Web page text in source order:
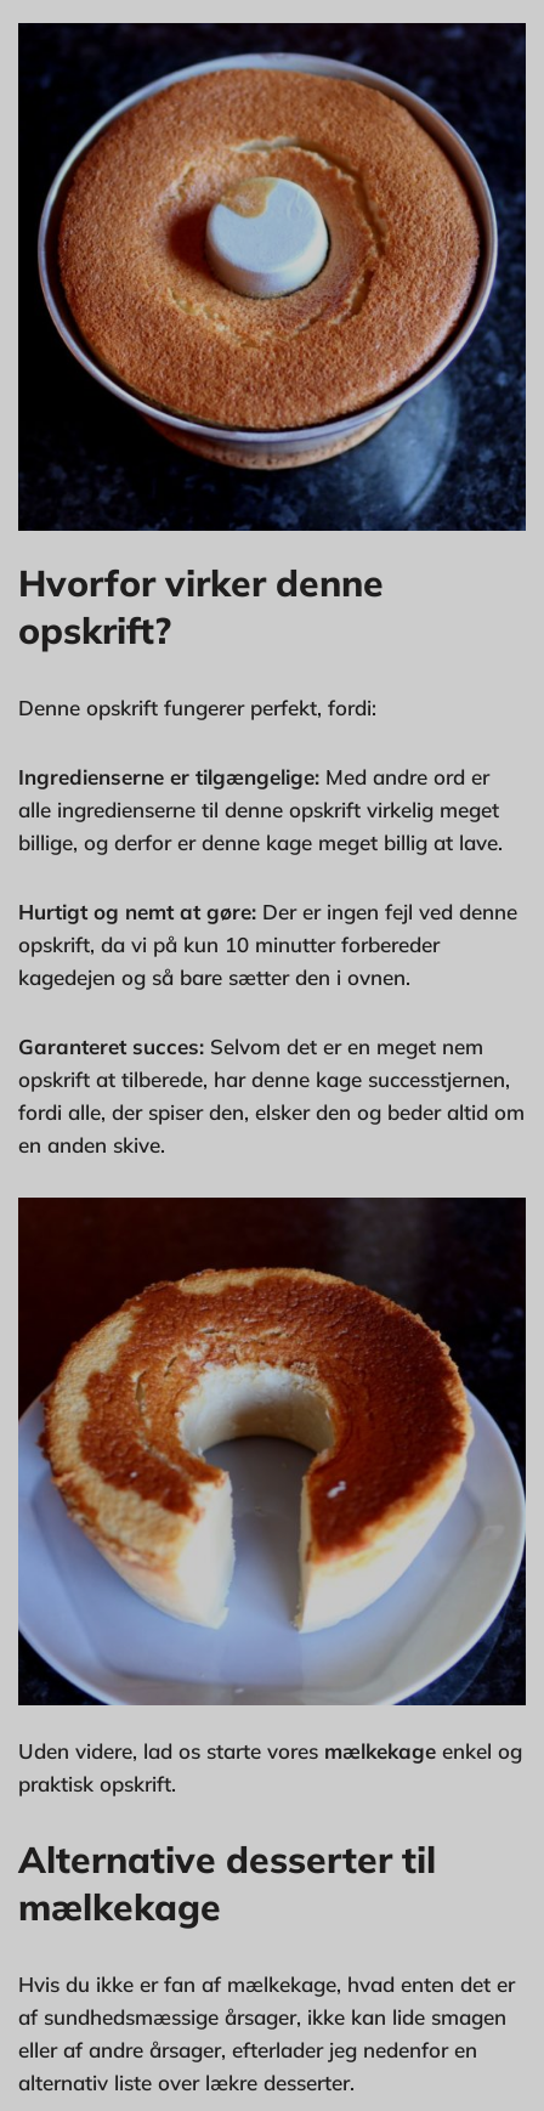
Hvorfor virker denne
opskrift?
Denne opskrift fungerer perfekt, fordi:
Ingredienserne er tilgængelige: Med andre ord er
alle ingredienserne til denne opskrift virkelig meget
billige, og derfor er denne kage meget billig at lave.
Hurtigt og nemt at gøre: Der er ingen fejl ved denne
opskrift, da vi på kun 10 minutter forbereder
kagedejen og så bare sætter den i ovnen.
Garanteret succes: Selvom det er en meget nem
opskrift at tilberede, har denne kage successtjernen,
fordi alle, der spiser den, elsker den og beder altid om
en anden skive.
Uden videre, lad os starte vores mælkekage enkel og
praktisk opskrift.
Alternative desserter til
mælkekage
Hvis du ikke er fan af mælkekage, hvad enten det er
af sundhedsmæssige årsager, ikke kan lide smagen
eller af andre årsager, efterlader jeg nedenfor en
alternativ liste over lækre desserter.